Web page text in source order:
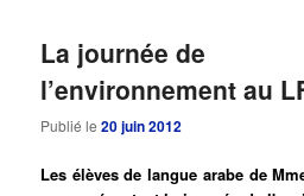
La journée de
l’environnement au
Publié le20 juin 2012
Les élèves de langue arabe de